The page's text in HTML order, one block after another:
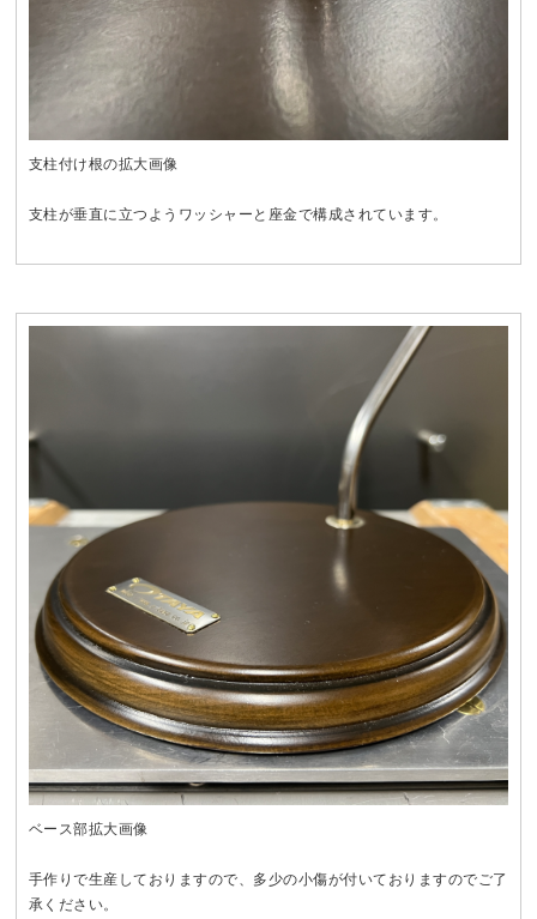
支柱付け根の拡大画像
支柱が垂直に立つようワッシャーと座金で構成されています。
ベース部拡大画像
手作りで生産しておりますので、多少の小傷が付いておりますのでご了
承ください。